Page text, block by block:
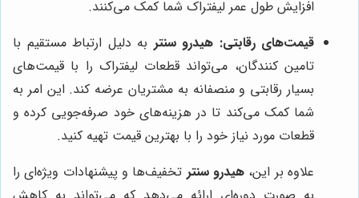
افزایش طول عمر لیفتراک شما کمک می‌کنند.
قیمت‌های رقابتی: هیدرو سنتر به دلیل ارتباط مستقیم با
تامین کنندگان، می‌تواند قطعات لیفتراک را با قیمت‌های
بسیار رقابتی و منصفانه به مشتریان عرضه کند. این امر به
شما کمک می‌کند تا در هزینه‌های خود صرفه‌جویی کرده و
قطعات مورد نیاز خود را با بهترین قیمت تهیه کنید.
علاوه بر این، هیدرو سنتر تخفیف‌ها و پیشنهادات ویژه‌ای را